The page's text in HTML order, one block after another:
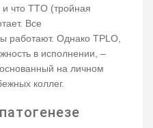
что TTO (тройная
Все
работают. Однако TPLO,
в исполнении, –
на личном
коллег.